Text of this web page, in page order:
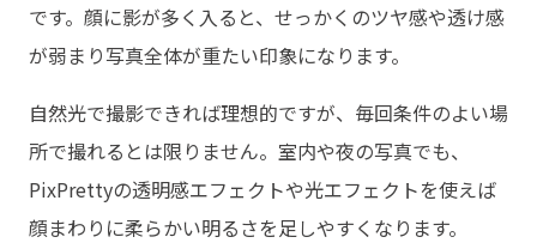
です。顔に影が多く入ると、せっかくのツヤ感や透け感
が弱まり写真全体が重たい印象になります。
自然光で撮影できれば理想的ですが、毎回条件のよい場
所で撮れるとは限りません。室内や夜の写真でも、
PixPrettyの透明感エフェクトや光エフェクトを使えば
顔まわりに柔らかい明るさを足しやすくなります。